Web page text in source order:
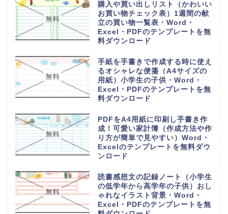
購入や買い出しリスト（かわいい
お買い物チェック表）1週間の献
立の買い物一覧表・Word・
Excel・PDFのテンプレートを無
料ダウンロード
手紙を手書きで作成する時に使え
るオシャレな便箋（A4サイズの
用紙）小学生の子供・Word・
Excel・PDFのテンプレートを無
料ダウンロード
PDFをA4用紙に印刷し手書き作
成！可愛い家計簿（作成方法や作
り方が簡単で見やすい）Word・
Excelのテンプレートを無料ダウ
ンロード
読書感想文の記録ノート（小学生
の低学年から高学年の子供）おし
ゃれなイラスト背景・Word・
Excel・PDFのテンプレートを無